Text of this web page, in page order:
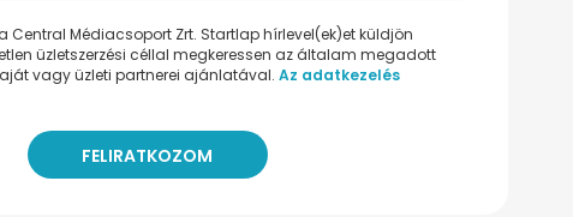
Central Médiacsoport Zrt. Startlap hírlevel(ek)et küldjön
üzletszerzési céllal megkeressen az általam megadott
vagy üzleti partnerei ajánlatával. Az adatkezelés